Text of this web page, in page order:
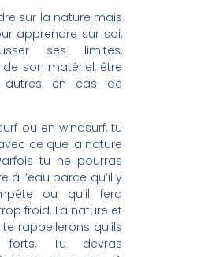
sur la nature mais
apprendre sur soi,
ses limites,
son matériel, être
autres en cas de
ou en windsurf, tu
ce que la nature
tu ne pourras
à l’eau parce qu’il y
ou qu’il fera
froid. La nature et
rappellerons qu’ils
Tu devras